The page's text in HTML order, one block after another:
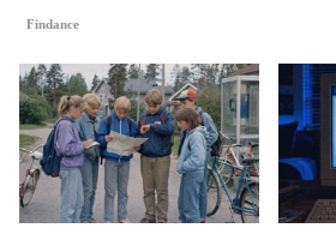
Findance